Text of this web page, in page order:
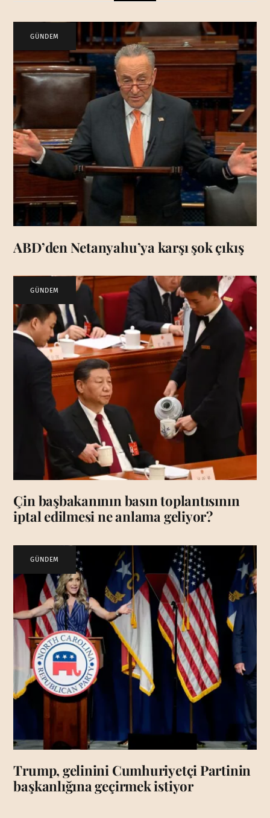
GÜNDEM
ABD’den Netanyahu’ya karşı şok çıkış
GÜNDEM
Çin başbakanının basın toplantısının
iptal edilmesi ne anlama geliyor?
GÜNDEM
Trump, gelinini Cumhuriyetçi Partinin
başkanlığına geçirmek istiyor